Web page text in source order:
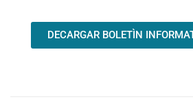
DECARGAR BOLETÌN